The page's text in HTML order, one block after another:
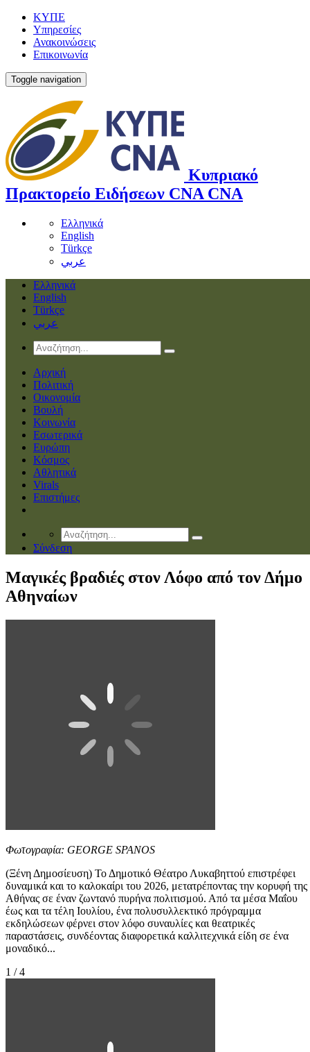
ΚΥΠΕ
Υπηρεσίες
Ανακοινώσεις
Επικοινωνία
Toggle navigation
Κυπριακό
Πρακτορείο Ειδήσεων CNA CNA
Ελληνικά
English
Türkçe
عربي
Ελληνικά
English
Türkçe
عربي
Αρχική
Πολιτική
Οικονομία
Βουλή
Κοινωνία
Εσωτερικά
Ευρώπη
Κόσμος
Αθλητικά
Virals
Επιστήμες
Σύνδεση
Μαγικές βραδιές στον Λόφο από τον Δήμο
Αθηναίων
Φωτογραφία: GEORGE SPANOS
(Ξένη Δημοσίευση) Το Δημοτικό Θέατρο Λυκαβηττού επιστρέφει
δυναμικά και το καλοκαίρι του 2026, μετατρέποντας την κορυφή της
Αθήνας σε έναν ζωντανό πυρήνα πολιτισμού. Από τα μέσα Μαΐου
έως και τα τέλη Ιουλίου, ένα πολυσυλλεκτικό πρόγραμμα
εκδηλώσεων φέρνει στον λόφο συναυλίες και θεατρικές
παραστάσεις, συνδέοντας διαφορετικά καλλιτεχνικά είδη σε ένα
μοναδικό...
1 / 4